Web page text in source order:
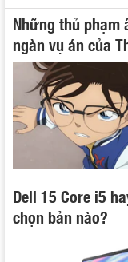
Những thủ phạm
ngàn vụ án của
Dell 15 Core i5
chọn bản nào?